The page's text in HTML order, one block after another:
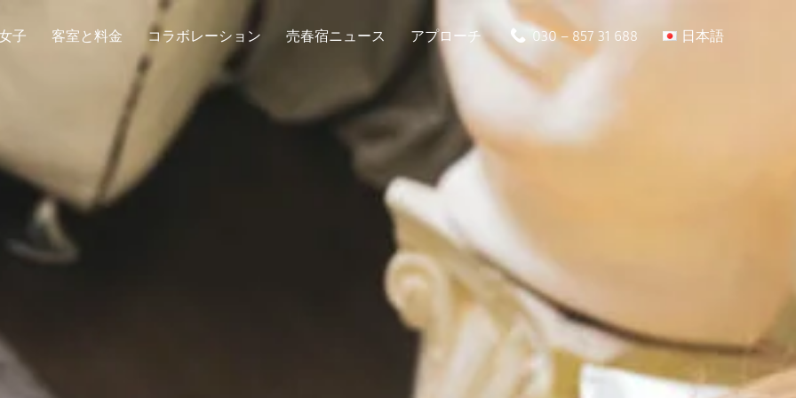
子 客室と料金 コラボレーション 売春宿ニュース アプローチ 030 – 857 31 688 日本語